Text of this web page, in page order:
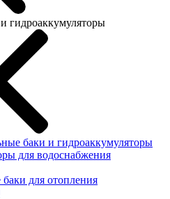
гидроаккумуляторы
баки и гидроаккумуляторы
для водоснабжения
для отопления